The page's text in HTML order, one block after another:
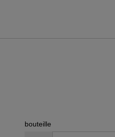
bouteille